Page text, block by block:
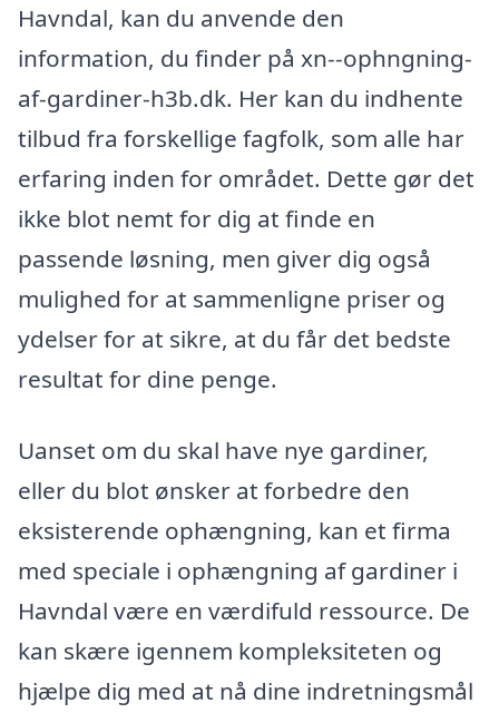
Havndal, kan du anvende den
information, du finder på xn--ophngning-
af-gardiner-h3b.dk. Her kan du indhente
tilbud fra forskellige fagfolk, som alle har
erfaring inden for området. Dette gør det
ikke blot nemt for dig at finde en
passende løsning, men giver dig også
mulighed for at sammenligne priser og
ydelser for at sikre, at du får det bedste
resultat for dine penge.
Uanset om du skal have nye gardiner,
eller du blot ønsker at forbedre den
eksisterende ophængning, kan et firma
med speciale i ophængning af gardiner i
Havndal være en værdifuld ressource. De
kan skære igennem kompleksiteten og
hjælpe dig med at nå dine indretningsmål